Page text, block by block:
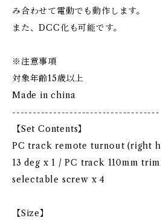
み合わせて電動でも動作します。
また、DCC化も可能です。
※注意事項
対象年齢15歳以上
Made in china
------------------------------------
【Set Contents】
PC track remote turnout (right
13 deg x 1 / PC track 110mm
selectable screw x 4
【Size】